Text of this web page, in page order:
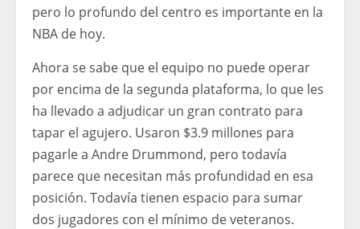
pero lo profundo del centro es importante en la
NBA de hoy.
Ahora se sabe que el equipo no puede operar
por encima de la segunda plataforma, lo que les
ha llevado a adjudicar un gran contrato para
tapar el agujero. Usaron $3.9 millones para
pagarle a Andre Drummond, pero todavía
parece que necesitan más profundidad en esa
posición. Todavía tienen espacio para sumar
dos jugadores con el mínimo de veteranos.